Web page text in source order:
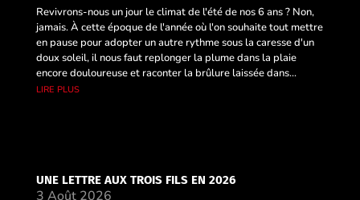
Revivrons-nous un jour le climat de l'été de nos 6 ans ? Non,
jamais. À cette époque de l'année où l'on souhaite tout mettre
en pause pour adopter un autre rythme sous la caresse d'un
doux soleil, il nous faut replonger la plume dans la plaie
encore douloureuse et raconter la brûlure laissée dans...
lire plus
UNE LETTRE AUX TROIS FILS EN 2026
3 Août 2026